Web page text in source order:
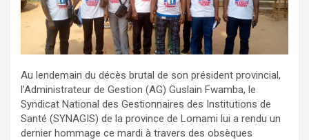
Au lendemain du décès brutal de son président provincial,
l’Administrateur de Gestion (AG) Guslain Fwamba, le
Syndicat National des Gestionnaires des Institutions de
Santé (SYNAGIS) de la province de Lomami lui a rendu un
dernier hommage ce mardi à travers des obsèques